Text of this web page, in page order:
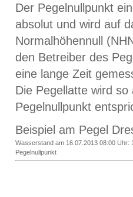
Der Pegelnullpunkt
absolut und wird auf
Normalhöhennull
den Betreiber des
eine lange Zeit
Die Pegellatte wird
Pegelnullpunkt
Beispiel am Pegel
Wasserstand am 16.07.2013 08:00 Uhr:
Pegelnullpunkt